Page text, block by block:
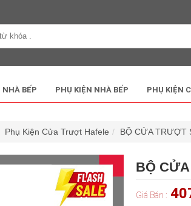
BẾP PHỤ KIỆN NHÀ BẾP PHỤ KIỆN
Phụ Kiện Cửa Trượt Hafele BỘ CỬA TRƯỢT
BỘ
Giá Bán :